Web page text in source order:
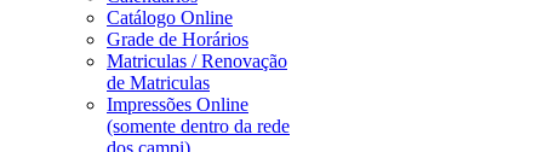
Catálogo Online
Grade de Horários
Matriculas / Renovação
de Matriculas
Impressões Online
(somente dentro da rede
dos campi)